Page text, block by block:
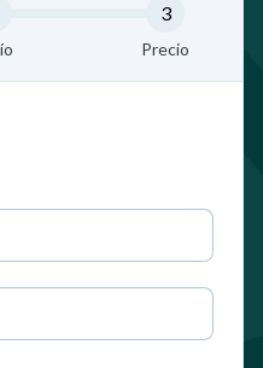
3
Precio